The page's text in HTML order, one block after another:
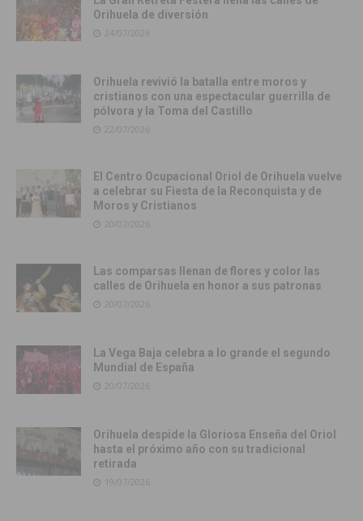
Orihuela de diversión
24/07/2026
Orihuela revivió la batalla entre moros y
cristianos con una espectacular guerrilla de
pólvora y la Toma del Castillo
22/07/2026
El Centro Ocupacional Oriol de Orihuela vuelve
a celebrar su Fiesta de la Reconquista y de
Moros y Cristianos
20/07/2026
Las comparsas llenan de flores y color las
calles de Orihuela en honor a sus patronas
20/07/2026
La Vega Baja celebra a lo grande el segundo
Mundial de España
20/07/2026
Orihuela despide la Gloriosa Enseña del Oriol
hasta el próximo año con su tradicional
retirada
19/07/2026